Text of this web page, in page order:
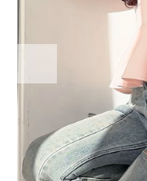
ONLINE STORE